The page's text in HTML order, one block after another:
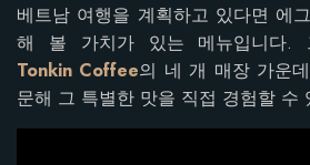
베트남 여행을 계획하고 있다면 에
해 볼 가치가 있는 메뉴입니다.
Tonkin Coffee의 네 개 매장 가운
문해 그 특별한 맛을 직접 경험할 수